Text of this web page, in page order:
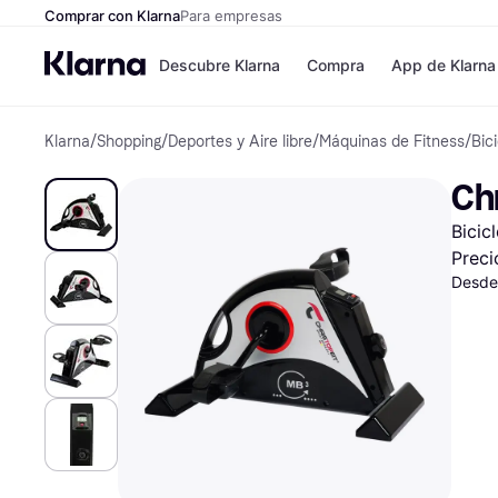
Comprar con KlarnaPara empresas
Descubre Klarna
Formas de
Paga ahora
Paga en 3 plazos
Paga en 30 días
Financiación
Klarna en Apple
Compra
Tiendas
Zalando Prive
JD Sports
Directorio de
App de Klarna
Klarna/Shopping/Deportes y Aire libre/Máquinas de Fitness/